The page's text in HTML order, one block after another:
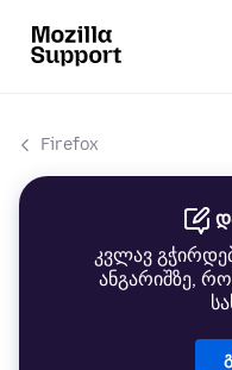
Firefox
კვლავ
ანგარიშზე,